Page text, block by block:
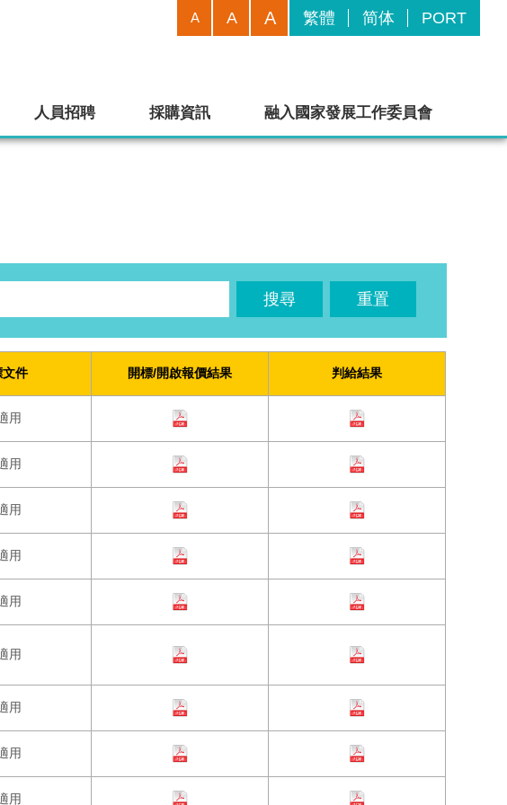
繁體 简体 PORT
A A A
人員招聘 採購資訊 融入國家發展工作委員會
搜尋 重置
文件 開標/開啟報價結果 判給結果
用
用
用
用
用
用
用
用
用